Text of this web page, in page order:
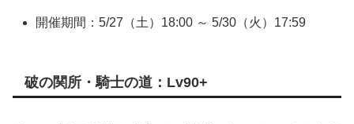
開催期間：5/27（土）18:00 ～ 5/30（火）17:59
破の関所・騎士の道：Lv90+